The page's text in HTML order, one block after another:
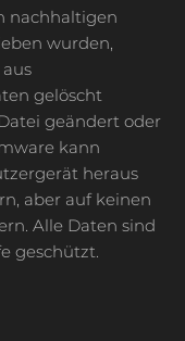
nachhaltigen
wurden,
gelöscht
geändert oder
kann
heraus
aber auf keinen
Alle Daten sind
geschützt.